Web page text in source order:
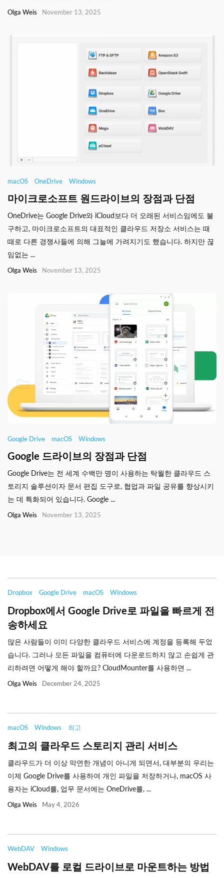
Olga Weis November 13, 2025
macOS OneDrive Windows
마이크로소프트 원드라이브의 장점과 단점
OneDrive는 Google Drive와 iCloud보다 더 오래된 서비스임에도 불
구하고, 마이크로소프트의 대표적인 클라우드 저장소 서비스는 때
때로 다른 경쟁사들에 의해 그늘에 가려지기도 했습니다. 하지만 끊
임없는 ...
Olga Weis November 13, 2025
Google Drive macOS Windows
Google 드라이브의 장점과 단점
Google Drive는 전 세계 수백만 명이 사용하는 탁월한 클라우드 스
토리지 솔루션이자 문서 편집 도구로, 협업과 파일 공유를 향상시키
는 데 특화되어 있습니다. Google ...
Olga Weis November 13, 2025
Dropbox Google Drive macOS Windows
Dropbox에서 Google Drive로 파일을 빠르게 전
송하세요
많은 사람들이 이미 다양한 클라우드 서비스에 계정을 등록해 두었
습니다. 그러나 모든 파일을 컴퓨터에 다운로드하지 않고 손쉽게 관
리하려면 어떻게 해야 할까요? CloudMounter를 사용하면 ...
Olga Weis December 24, 2025
macOS Windows 최고
최고의 클라우드 스토리지 관리 서비스
클라우드가 더 이상 막연한 개념이 아니게 되면서, 대부분의 우리는
이제 Google Drive를 사용하여 개인 파일을 저장하거나, macOS 사
용자는 iCloud를, 업무 문서에는 OneDrive를, ...
Olga Weis May 4, 2026
WebDAV Windows
WebDAV를 로컬 드라이브로 마운트하는 방법